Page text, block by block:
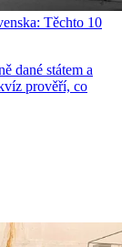
Těchto 10
dané státem a
prověří, co